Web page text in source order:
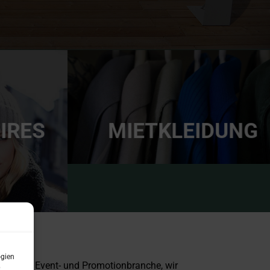
MIETKLEIDUNG
der Event- und Promotionbranche, wir